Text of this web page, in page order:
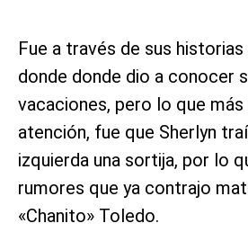
Fue a través de sus
donde donde dio a conocer
vacaciones, pero lo que
atención, fue que Sherlyn
izquierda una sortija, por lo
rumores que ya contrajo
«Chanito» Toledo.